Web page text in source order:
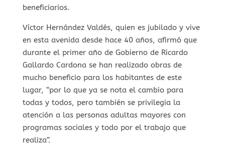
beneficiarios.
Víctor Hernández Valdés, quien es jubilado y vive
en esta avenida desde hace 40 años, afirmó que
durante el primer año de Gobierno de Ricardo
Gallardo Cardona se han realizado obras de
mucho beneficio para los habitantes de este
lugar, “por lo que ya se nota el cambio para
todas y todos, pero también se privilegia la
atención a las personas adultas mayores con
programas sociales y todo por el trabajo que
realiza”.